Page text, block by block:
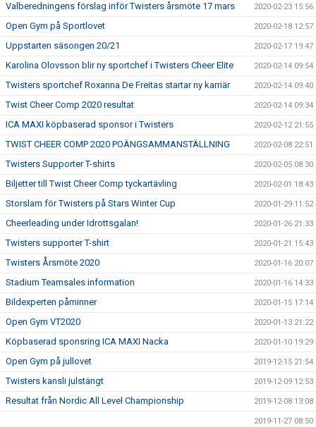
Valberedningens förslag inför Twisters årsmöte 17 mars 2020-02-23 15:56
Open Gym på Sportlovet 2020-02-18 12:57
Uppstarten säsongen 20/21 2020-02-17 19:47
Karolina Olovsson blir ny sportchef i Twisters Cheer Elite 2020-02-14 09:54
Twisters sportchef Roxanna De Freitas startar ny karriär 2020-02-14 09:40
Twist Cheer Comp 2020 resultat 2020-02-14 09:34
ICA MAXI köpbaserad sponsor i Twisters 2020-02-12 21:55
TWIST CHEER COMP 2020 POÄNGSAMMANSTÄLLNING 2020-02-08 22:51
Twisters Supporter T-shirts 2020-02-05 08:30
Biljetter till Twist Cheer Comp tyckartävling 2020-02-01 18:43
Storslam för Twisters på Stars Winter Cup 2020-01-29 11:52
Cheerleading under Idrottsgalan! 2020-01-26 21:33
Twisters supporter T-shirt 2020-01-21 15:43
Twisters Årsmöte 2020 2020-01-16 20:07
Stadium Teamsales information 2020-01-16 14:33
Bildexperten påminner 2020-01-15 17:14
Open Gym VT2020 2020-01-13 21:22
Köpbaserad sponsring ICA MAXI Nacka 2020-01-10 19:29
Open Gym på jullovet 2019-12-15 21:54
Twisters kansli julstängt 2019-12-09 12:53
Resultat från Nordic All Level Championship 2019-12-08 13:08
2019-11-27 08:50